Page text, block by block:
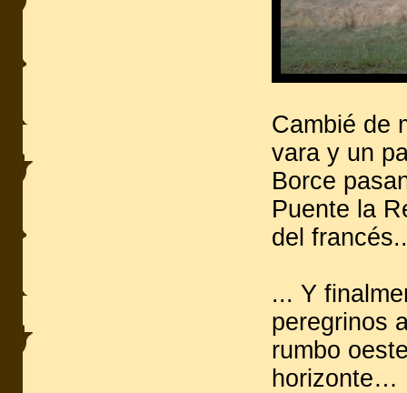
Cambié de
vara y un
Borce
Puente la
del
... Y
peregrinos
rumbo
horizonte…